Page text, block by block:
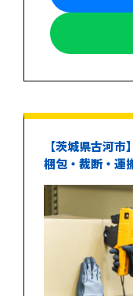
【茨城県古河
梱包・裁断・運